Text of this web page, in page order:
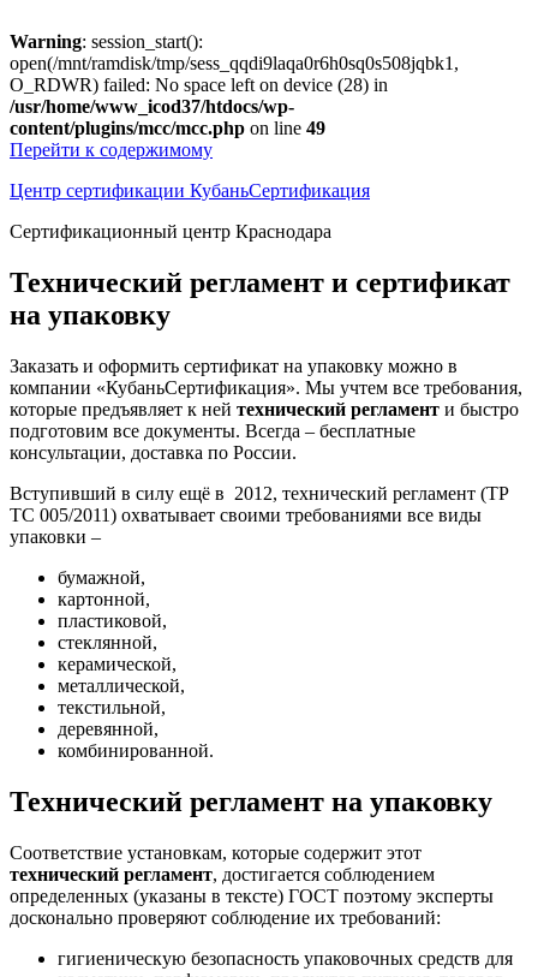
Warning: session_start():
open(/mnt/ramdisk/tmp/sess_qqdi9laqa0r6h0sq0s508jqbk1,
O_RDWR) failed: No space left on device (28) in
/usr/home/www_icod37/htdocs/wp-
content/plugins/mcc/mcc.php on line 49
Перейти к содержимому
Центр сертификации КубаньСертификация
Сертификационный центр Краснодара
Технический регламент и сертификат
на упаковку
Заказать и оформить сертификат на упаковку можно в
компании «КубаньСертификация». Мы учтем все требования,
которые предъявляет к ней технический регламент и быстро
подготовим все документы. Всегда – бесплатные
консультации, доставка по России.
Вступивший в силу ещё в 2012, технический регламент (ТР
ТС 005/2011) охватывает своими требованиями все виды
упаковки –
бумажной,
картонной,
пластиковой,
стеклянной,
керамической,
металлической,
текстильной,
деревянной,
комбинированной.
Технический регламент на упаковку
Соответствие установкам, которые содержит этот
технический регламент, достигается соблюдением
определенных (указаны в тексте) ГОСТ поэтому эксперты
досконально проверяют соблюдение их требований:
гигиеническую безопасность упаковочных средств для